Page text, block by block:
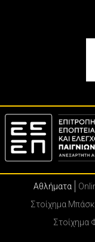
Αθλήματα
Στοίχημα
Στοίχημα